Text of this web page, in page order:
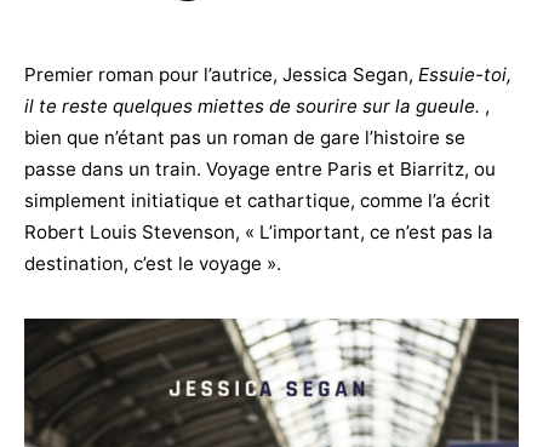
Premier roman pour l’autrice, Jessica Segan, Essuie-toi,
il te reste quelques miettes de sourire sur la gueule. ,
bien que n’étant pas un roman de gare l’histoire se
passe dans un train. Voyage entre Paris et Biarritz, ou
simplement initiatique et cathartique, comme l’a écrit
Robert Louis Stevenson, « L’important, ce n’est pas la
destination, c’est le voyage ».